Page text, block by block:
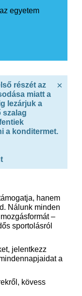
egyetem
részét az
miatt a
lezárjuk a
szalag
a konditermet.
×
hanem
Nálunk minden
–
sportolásról
jelentkezz
a
kövess